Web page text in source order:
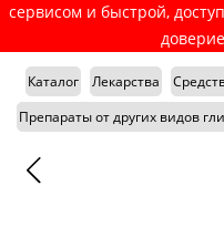
сервисом и быстрой,
Каталог Лекарства
Препараты от других видов